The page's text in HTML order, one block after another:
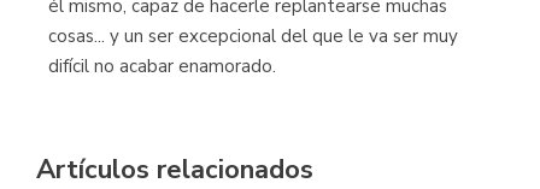
él mismo, capaz de hacerle replantearse muchas
cosas... y un ser excepcional del que le va ser muy
difícil no acabar enamorado.
Artículos relacionados